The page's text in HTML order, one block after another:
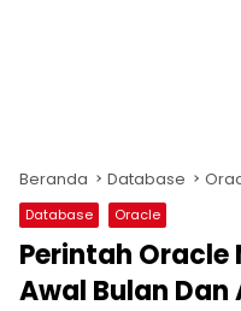
Beranda Database
Database Oracle
Perintah
Awal Bulan Dan